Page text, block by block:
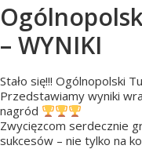
– WYNIKI
Stało się!!! Ogólnopolski
Przedstawiamy wyniki
nagród
Zwycięzcom serdecznie
sukcesów – nie tylko na